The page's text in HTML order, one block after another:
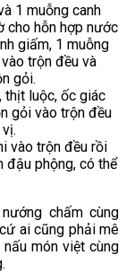
1 muỗng canh
cho hỗn hợp nước
giấm, 1 muỗng
trộn đều và
gỏi.
thịt luộc, ốc giác
gỏi vào trộn đều
vào trộn đều rồi
đậu phộng, có thể
chấm cùng
ai cũng phải mê
món việt cùng